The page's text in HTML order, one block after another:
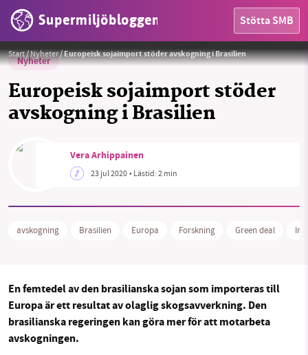
Supermiljöbloggen Stötta SMB
OM OSS
Sök Sparade inlägg
Facebook Instagram BlueSky
Start/Nyheter/Europeisk sojaimport stöder avskogning i Brasilien
Nyheter
Europeisk sojaimport stöder
avskogning i Brasilien
Foto:Pixabay
Vera Arhippainen
23 jul 2020• Lästid:2 min
avskogning Brasilien Europa Forskning Green deal
En femtedel av den brasilianska sojan som importeras till
Europa är ett resultat av olaglig skogsavverkning. Den
brasilianska regeringen kan göra mer för att motarbeta
avskogningen.